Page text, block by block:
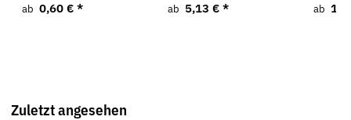
ab 0,60 € *
ab 5,13 € *
ab
Zuletzt angesehen